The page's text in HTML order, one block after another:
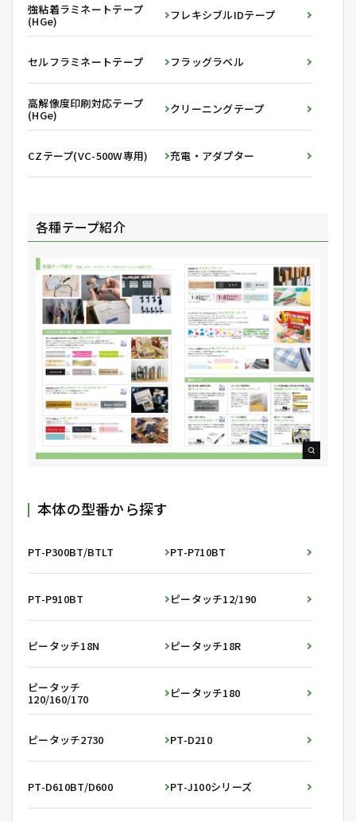
強粘着ラミネートテープ
(HGe) フレキシブルIDテープ
セルフラミネートテープ フラッグラベル
高解像度印刷対応テープ
(HGe) クリーニングテープ
CZテープ(VC-500W専用) 充電・アダプター
各種テープ紹介
本体の型番から探す
PT-P300BT/BTLT PT-P710BT
PT-P910BT ピータッチ12/190
ピータッチ18N ピータッチ18R
ピータッチ
120/160/170 ピータッチ180
ピータッチ2730 PT-D210
PT-D610BT/D600 PT-J100シリーズ